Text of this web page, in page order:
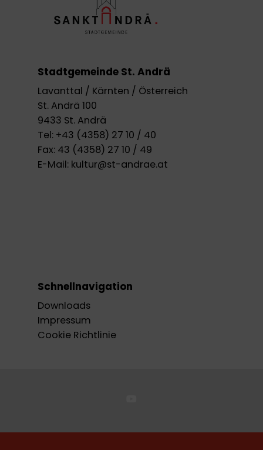
Stadtgemeinde St. Andrä
Lavanttal / Kärnten / Österreich
St. Andrä 100
9433 St. Andrä
Tel: +43 (4358) 27 10 / 40
Fax: 43 (4358) 27 10 / 49
E-Mail: kultur@st-andrae.at
Schnellnavigation
Downloads
Impressum
Cookie Richtlinie